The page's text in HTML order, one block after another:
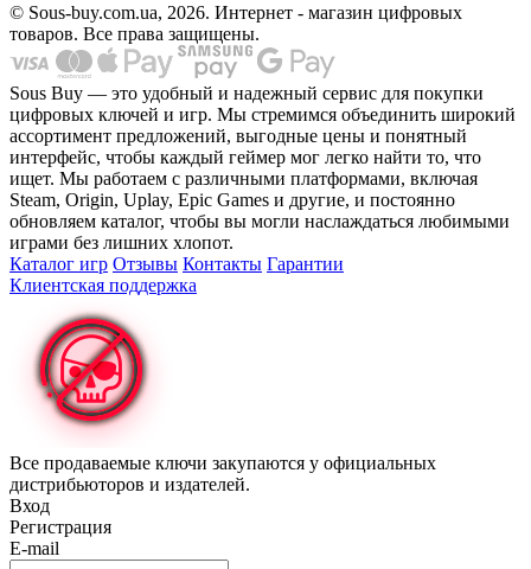
© Sous-buy.com.ua, 2026. Интернет - магазин цифровых
товаров. Все права защищены.
Sous Buy — это удобный и надежный сервис для покупки
цифровых ключей и игр. Мы стремимся объединить широкий
ассортимент предложений, выгодные цены и понятный
интерфейс, чтобы каждый геймер мог легко найти то, что
ищет. Мы работаем с различными платформами, включая
Steam, Origin, Uplay, Epic Games и другие, и постоянно
обновляем каталог, чтобы вы могли наслаждаться любимыми
играми без лишних хлопот.
Каталог игр Отзывы Контакты Гарантии
Клиентская поддержка
Все продаваемые ключи закупаются у официальных
дистрибьюторов и издателей.
Вход
Регистрация
E-mail